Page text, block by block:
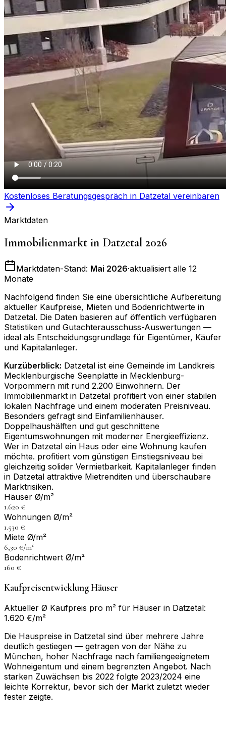
Kostenloses Beratungsgespräch in Datzetal vereinbaren
Marktdaten
Immobilienmarkt in Datzetal 2026
Marktdaten-Stand: Mai 2026·aktualisiert alle 12
Monate
Nachfolgend finden Sie eine übersichtliche Aufbereitung
aktueller Kaufpreise, Mieten und Bodenrichtwerte in
Datzetal. Die Daten basieren auf öffentlich verfügbaren
Statistiken und Gutachterausschuss-Auswertungen —
ideal als Entscheidungsgrundlage für Eigentümer, Käufer
und Kapitalanleger.
Kurzüberblick: Datzetal ist eine Gemeinde im Landkreis
Mecklenburgische Seenplatte in Mecklenburg-
Vorpommern mit rund 2.200 Einwohnern. Der
Immobilienmarkt in Datzetal profitiert von einer stabilen
lokalen Nachfrage und einem moderaten Preisniveau.
Besonders gefragt sind Einfamilienhäuser.
Doppelhaushälften und gut geschnittene
Eigentumswohnungen mit moderner Energieeffizienz.
Wer in Datzetal ein Haus oder eine Wohnung kaufen
möchte. profitiert vom günstigen Einstiegsniveau bei
gleichzeitig solider Vermietbarkeit. Kapitalanleger finden
in Datzetal attraktive Mietrenditen und überschaubare
Marktrisiken.
Häuser Ø/m²
1.620 €
Wohnungen Ø/m²
1.530 €
Miete Ø/m²
6,30 €/m²
Bodenrichtwert Ø/m²
160 €
Kaufpreisentwicklung Häuser
Aktueller Ø Kaufpreis pro m² für Häuser in Datzetal:
1.620 €/m²
Die Hauspreise in Datzetal sind über mehrere Jahre
deutlich gestiegen — getragen von der Nähe zu
München, hoher Nachfrage nach familiengeeignetem
Wohneigentum und einem begrenzten Angebot. Nach
starken Zuwächsen bis 2022 folgte 2023/2024 eine
leichte Korrektur, bevor sich der Markt zuletzt wieder
fester zeigte.